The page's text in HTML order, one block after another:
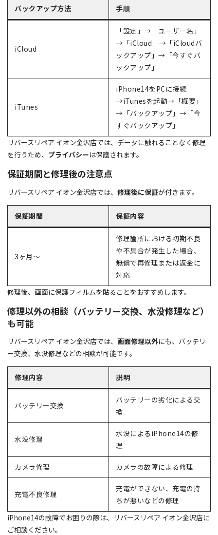
バックアップ方法 手順
iCloud
「設定」→「ユーザー名」
→「iCloud」→「iCloudバ
ックアップ」→「今すぐバ
ックアップ」
iTunes
iPhone14をPCに接続
→iTunesを起動→「概要」
→「バックアップ」→「今
すぐバックアップ」
リバースリペア イオン金沢店では、データに触れることなく修理
を行うため、 プライバシーは保護されます。
保証期間と修理後の注意点
リバースリペア イオン金沢店では、 修理後に保証が付きます。
保証期間 保証内容
3ヶ月～
修理箇所における初期不良
や不具合が発生した場合、
無償で再修理または返金に
対応
修理後、画面に保護フィルムを貼ることをおすすめします。
修理以外の相談（バッテリー交換、水没修理など）
も可能
リバースリペア イオン金沢店では、 画面修理以外にも、バッテリ
ー交換、水没修理などの相談が可能です。
修理内容 説明
バッテリー交換
バッテリーの劣化による交
換
水没修理
水没によるiPhone14の修
理
カメラ修理 カメラの故障による修理
充電不良修理
充電ができない、充電の持
ちが悪いなどの修理
iPhone14の故障でお困りの際は、リバースリペア イオン金沢店に
ご相談ください。